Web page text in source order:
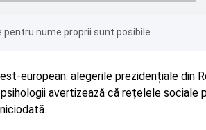
nume proprii sunt posibile.
european: alegerile prezidențiale din
avertizează că rețelele sociale